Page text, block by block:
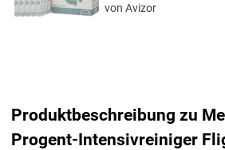
von Avizor
Produktbeschreibung zu
Progent-Intensivreiniger